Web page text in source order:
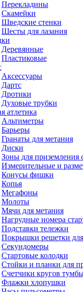
Перекладины
Скамейки
Шведские стенки
Шесты для лазания
Деревянные
Пластиковые
Аксессуары
Дартс
Дротики
Духовые трубки
атлетика
Альтиметры
Барьеры
Гранаты для метания
Диски
Зоны для приземления
Измерительные и
Конусы фишки
Копья
Мегафоны
Молоты
Мячи для метания
Нагрудные номера
Подставки тележки
Покрышки решетки
Секундомеры
Стартовые колодки
Стойки и планки для
Счетчики кругов
Флажки хлопушки